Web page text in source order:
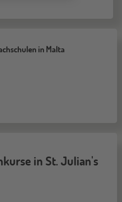
in Malta
in St. Julian's